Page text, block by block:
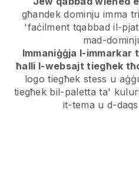
għandek dominju imma
'faċilment tqabbad il-
mad-
Immaniġġja l-immarkar
ħalli l-websajt tiegħek
logo tiegħek stess u
tiegħek bil-paletta ta'
it-tema u d-